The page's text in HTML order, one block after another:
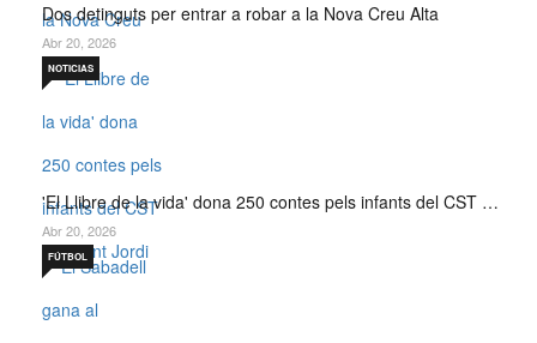
Dos detinguts per entrar a robar a la Nova Creu Alta
Abr 20, 2026
'El Llibre de la vida' dona 250 contes pels infants del CST …
NOTICIAS
Abr 20, 2026
FÚTBOL